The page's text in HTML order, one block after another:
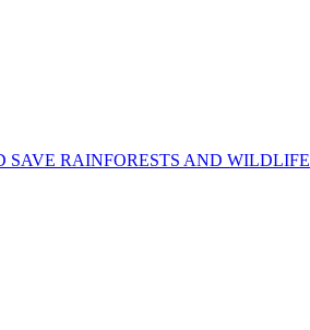
RAINFORESTS AND WILDLIFE